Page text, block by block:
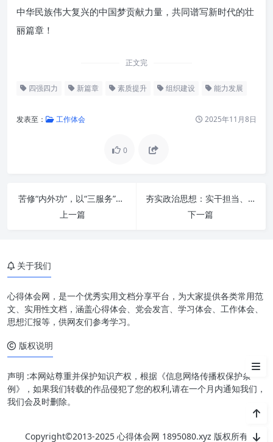
中华民族伟大复兴的中国梦贡献力量，共同谱写新时代的壮
丽篇章！
正文完
四强四力 新篇章 素质提升 组织建设 能力发展
发表至： 工作体会 2025年11月8日
0
苦修“内外功”，以“三服务”之姿赋能新时代办公室工作
上一篇
夯实政治思想：实干担当、重效率的基石与动力
下一篇
迈向“提素质”目标，铸就卓越品
牌
关于我们
心得体会网，是一个优秀实用文档分享平台，为大家提供各类常用范
文、实用性文档，涵盖心得体会、党会发言、学习体会、工作体会、
思想汇报等，供网友们参考学习。
版权说明
声明 :本网站尊重并保护知识产权，根据《信息网络传播权保护条
例》，如果我们转载的作品侵犯了您的权利,请在一个月内通知我们，
我们会及时删除。
Copyright©2013-2025 心得体会网 1895080.xyz 版权所有